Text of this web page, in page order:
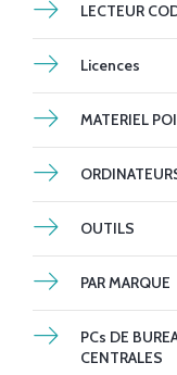
LECTEUR
Licences
MATERIEL
OUTILS
PAR MARQUE
PCs DE
CENTRALES